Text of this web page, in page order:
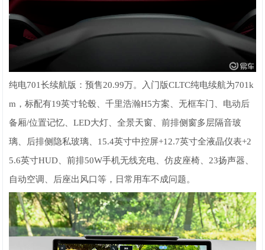
纯电701长续航版：预售20.99万。入门版CLTC纯电续航为701k
m，标配有19英寸轮毂、千里浩瀚H5方案、无框车门、电动后
备厢/位置记忆、LED大灯、全景天窗、前排侧窗多层隔音玻
璃、后排侧隐私玻璃、15.4英寸中控屏+12.7英寸全液晶仪表+2
5.6英寸HUD、前排50W手机无线充电、仿皮座椅、23扬声器、
自动空调、后座出风口等，日常用车不成问题。